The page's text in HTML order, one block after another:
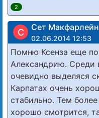
2
С Сет Макфарлейн
02.06.2014 12:53
Помню Ксенза еще
Александрию. Среди
очевидно выделяся
Карпатах очень
стабильно. Тем
хорошо смотрится,